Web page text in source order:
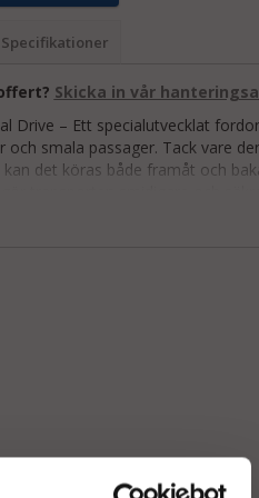
Specifikationer
Skicka in vår
Drive – Ett specialutvecklat
och smala passager. Tack vare
det köras både framåt och
tillbehör kan Jack Dual Drive
från plattformar för material till